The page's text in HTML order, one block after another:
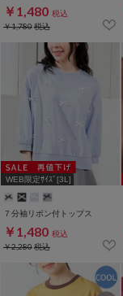
￥1,480 税込
￥1,780税込
WEB限定ｻｲｽﾞ[3L]
７分袖リボン付トップス
￥1,480 税込
￥2,280税込